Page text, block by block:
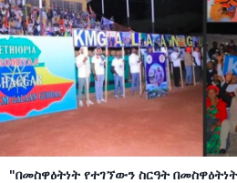
"በመስዋዕትነት የተገኘውን ስርዓት